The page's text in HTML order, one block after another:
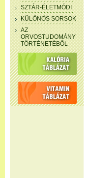
SZTÁR-ÉLETMÓDI
KÜLÖNÖS SORSOK
AZ
ORVOSTUDOMÁNY
TÖRTÉNETÉBŐL